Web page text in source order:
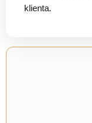
klienta.